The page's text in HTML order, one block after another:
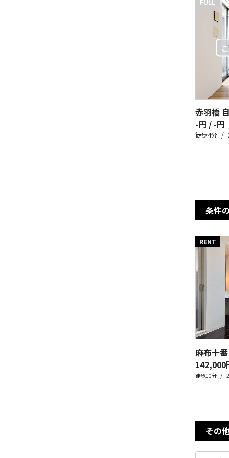
赤羽橋
-円 / -円
徒歩4分
条件
RENT
麻布十
142,000
徒歩10分
その